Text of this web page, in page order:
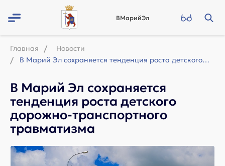
ВМарийЭл
Главная
Новости
В Марий Эл сохраняется тенденция роста детского дорожно-транспортного травматизм...
В Марий Эл сохраняется
тенденция роста детского
дорожно-транспортного
травматизма